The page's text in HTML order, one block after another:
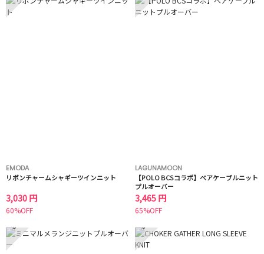
EMODA
リボンチャームシャギーツインニット
3,030 円
60%OFF
LAGUNAMOON
【POLO BCSコラボ】ベアケーブルニット
プルオーバー
3,465 円
65%OFF
5 6